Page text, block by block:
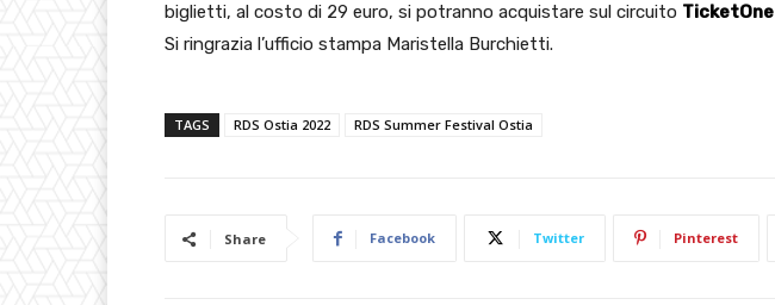
biglietti, al costo di 29 euro, si potranno acquistare sul circuito TicketOne
Si ringrazia l’ufficio stampa Maristella Burchietti.
TAGS RDS Ostia 2022 RDS Summer Festival Ostia
Share Facebook Twitter Pinterest